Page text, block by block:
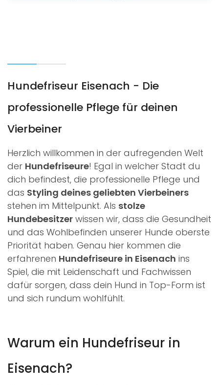
Hundefriseur Eisenach - Die
professionelle Pflege für deinen
Vierbeiner
Herzlich willkommen in der aufregenden Welt
der Hundefriseure! Egal in welcher Stadt du
dich befindest, die professionelle Pflege und
das Styling deines geliebten Vierbeiners
stehen im Mittelpunkt. Als stolze
Hundebesitzer wissen wir, dass die Gesundheit
und das Wohlbefinden unserer Hunde oberste
Priorität haben. Genau hier kommen die
erfahrenen Hundefriseure in Eisenach ins
Spiel, die mit Leidenschaft und Fachwissen
dafür sorgen, dass dein Hund in Top-Form ist
und sich rundum wohlfühlt.
Warum ein Hundefriseur in
Eisenach?